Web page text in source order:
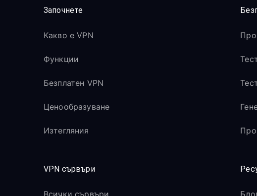
Започнете
Какво е VPN
Функции
Безплатен VPN
Ценообразуване
Изтегляния
VPN сървъри
Всички сървъри